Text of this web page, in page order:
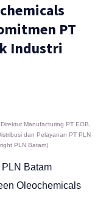
PT
Industri
Manufacturing PT EOB,
dan Pelayanan PT PLN
PLN Batam)
Batam
Oleochemicals